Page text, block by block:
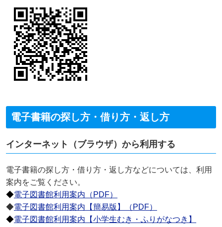
電子書籍の探し方・借り方・返し方
インターネット（ブラウザ）から利用する
電子書籍の探し方・借り方・返し方などについては、利用
案内をご覧ください。
◆電子図書館利用案内（PDF）
◆電子図書館利用案内【簡易版】（PDF）
◆電子図書館利用案内【小学生むき・ふりがなつき】